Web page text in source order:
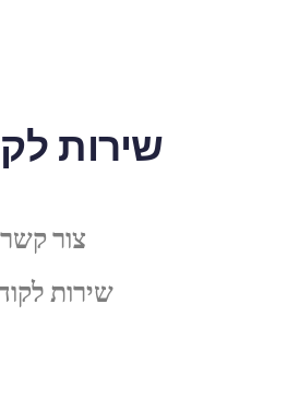
שירות
צור קשר
שירות